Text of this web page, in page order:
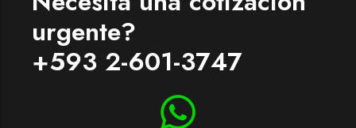
urgente?
+593 2-601-3747